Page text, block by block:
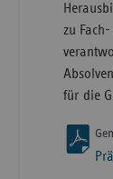
zu
für die